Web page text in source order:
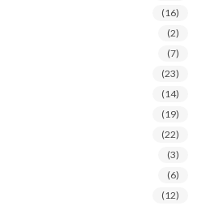
(16)
(2)
(7)
(23)
(14)
(19)
(22)
(3)
(6)
(12)